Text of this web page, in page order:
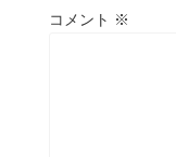
コメント ※